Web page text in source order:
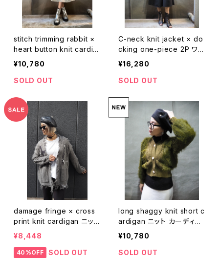
stitch trimming rabbit ×
heart button knit cardig
an ニット カーディガン ニッ
トカーデ Vネック うさぎ ハ
ート ステッチ
¥10,780
SOLD OUT
C-neck knit jacket × do
cking one-piece 2P ワン
ピース ワンピ カーディガン
ジャケット 2点セット きれい
め
¥16,280
SOLD OUT
damage fringe × cross
print knit cardigan ニット
カーディガン ダメージ フリ
ンジ クロス 羽織り
¥8,448
40%OFF SOLD OUT
long shaggy knit short c
ardigan ニット カーディガ
ン ショート丈 シャギー カー
¥10,780
SOLD OUT